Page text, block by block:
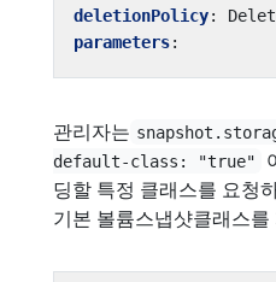
deletionPolicy:
parameters:
관리자는
default-class: "true"
딩할 특정 클래스를 요청
기본 볼륨스냅샷클래스